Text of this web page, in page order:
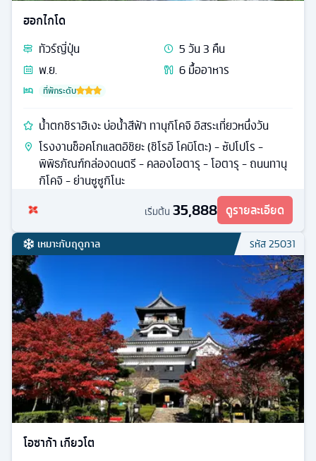
ฮอกไกโด
ทัวร์ญี่ปุ่น 5วัน3 คืน
พ.ย.
6มื้ออาหาร
ที่พักระดับ
น้ำตกชิราฮิเงะ บ่อน้ำสีฟ้า ทานุกิโคจิ อิสระเที่ยวหนึ่งวัน
โรงงานช็อคโกแลตอิชิยะ (ชิโรอิ โคบิโตะ) - ซัปโปโร -
พิพิธภัณฑ์กล่องดนตรี - คลองโอตารุ - โอตารุ - ถนนทานุ
กิโคจิ - ย่านซูซูกิโนะ
เริ่มต้น 35,888 ดูรายละเอียด
เหมาะกับฤดูกาล รหัส25031
โอซาก้า เกียวโต